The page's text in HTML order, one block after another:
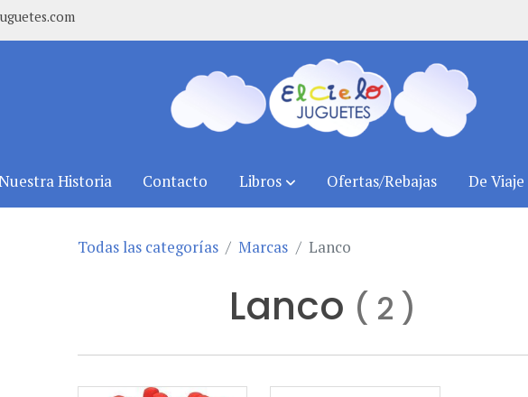
Historia Contacto Libros Ofertas/Rebajas De Viaje
Todas las categorías Marcas Lanco
Lanco ( 2 )